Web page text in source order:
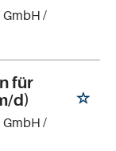
/
für
d)
/